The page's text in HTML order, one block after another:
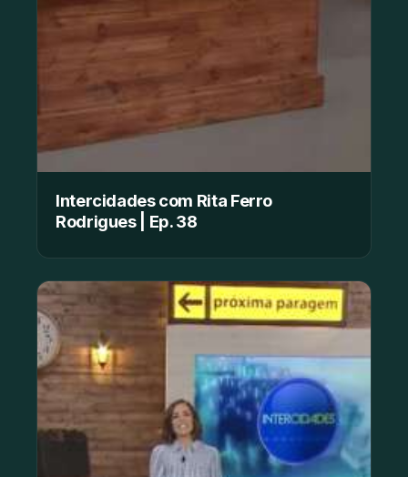
Intercidades com Rita Ferro
Rodrigues | Ep. 38